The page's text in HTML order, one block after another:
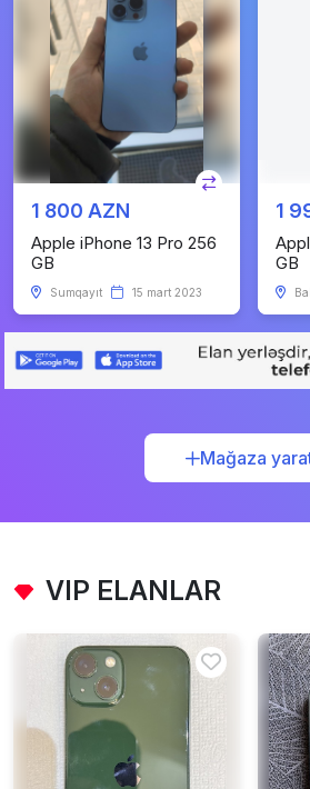
1 800 AZN
Apple iPhone 13 Pro 256
GB
Sumqayıt 15 mart 2023
1
GB
Mağaza
VIP ELANLAR